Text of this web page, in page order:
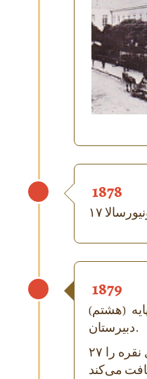
1878
1879
(هشتم)
دبیرستان.
۲۷ ژوئن: دیپلم دبیرستان و مدال نقره را